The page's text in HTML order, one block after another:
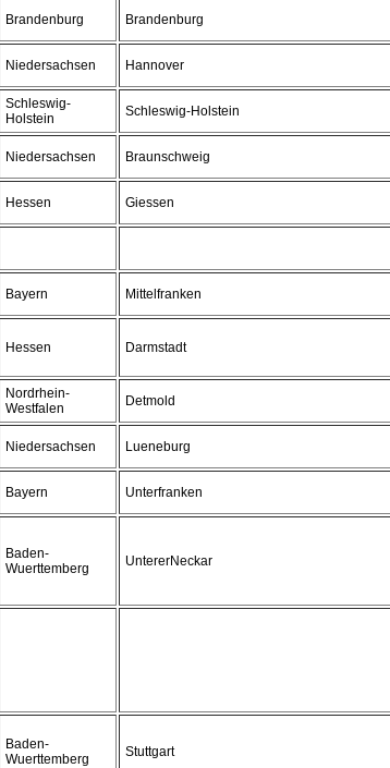
Brandenburg Brandenburg
Niedersachsen Hannover
Schleswig-
Holstein
Schleswig-Holstein
Niedersachsen Braunschweig
Hessen Giessen
Bayern Mittelfranken
Hessen Darmstadt
Nordrhein-
Westfalen
Detmold
Niedersachsen Lueneburg
Bayern Unterfranken
Baden-
Wuerttemberg
UntererNeckar
Baden-
Wuerttemberg
Stuttgart